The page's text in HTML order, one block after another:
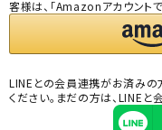
客様は、「Amazonアカウント
LINEとの会員連携がお済みの
ください。まだの方は、 LINEと